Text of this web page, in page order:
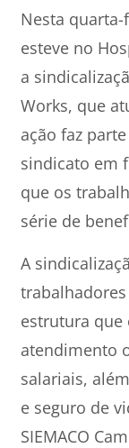
Nesta quarta-
esteve no
a
Works, que
ação faz
sindicato em
que os
série de
A
estrutura que
atendimento
salariais,
e seguro de
SIEMACO